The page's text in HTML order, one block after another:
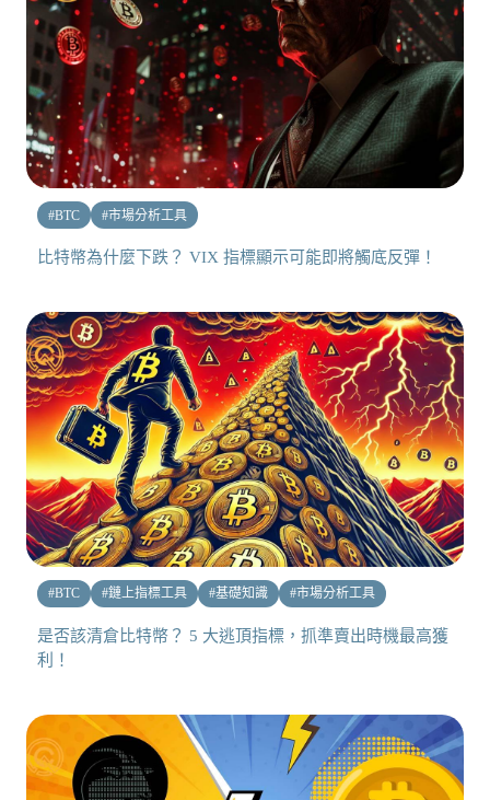
#BTC #市場分析工具
比特幣為什麼下跌？ VIX 指標顯示可能即將觸底反彈！
#BTC #鏈上指標工具 #基礎知識 #市場分析工具
是否該清倉比特幣？ 5 大逃頂指標，抓準賣出時機最高獲
利！